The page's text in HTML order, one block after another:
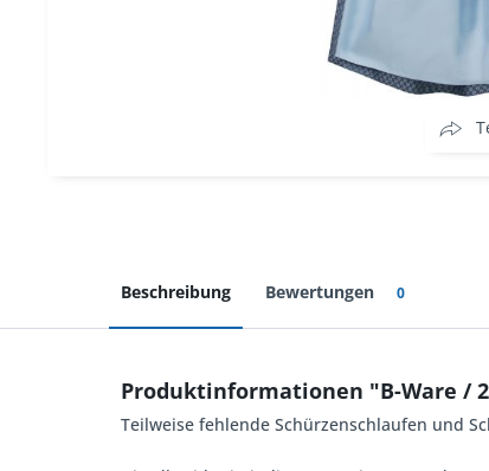
Beschreibung Bewertungen 0
Produktinformationen "B-Ware /
Teilweise fehlende Schürzenschlaufen und